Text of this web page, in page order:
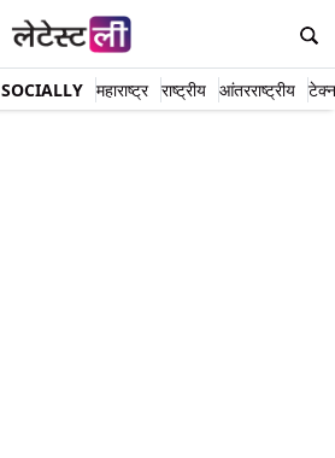
SOCIALLY महाराष्ट्र राष्ट्रीय आंतरराष्ट्रीय